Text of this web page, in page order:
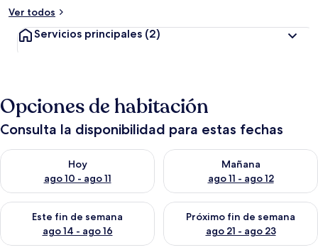
Ver todos
Servicios principales (2)
Opciones de habitación
Consulta la disponibilidad para estas fechas
Hoy
ago 10 - ago 11
Consulta la disponibilidad para hoy ago 10 - ago 11
Mañana
ago 11 - ago 12
Consulta la disponibilidad
Este fin de semana
ago 14 - ago 16
Consulta la disponibilidad para este fin de semana ago 14 -
Próximo fin de semana
ago 21 - ago 23
Consulta la disponibilidad